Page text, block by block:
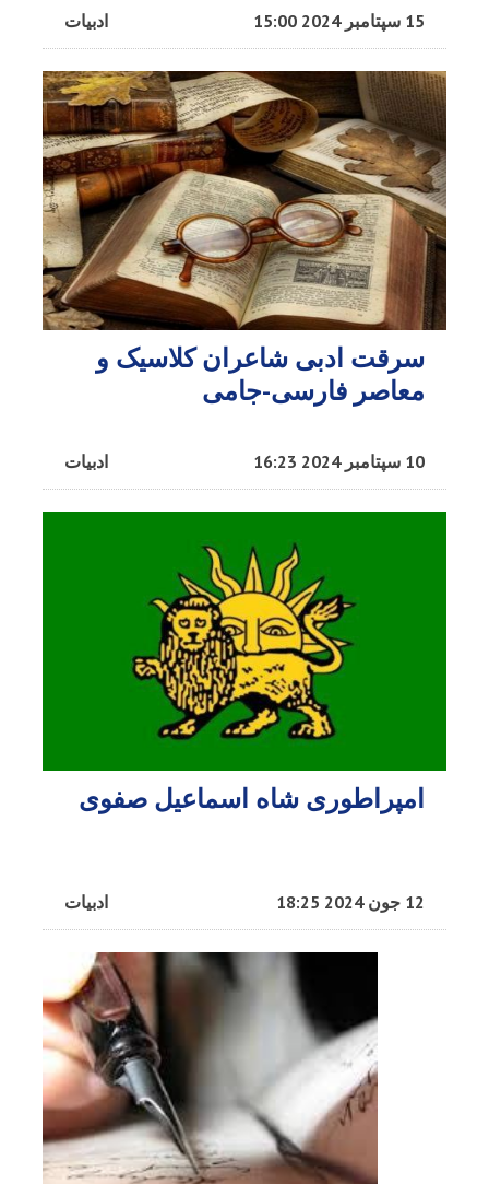
ادبیات 15 سپتامبر 2024 15:00
سرقت ادبی شاعران کلاسیک و
معاصر فارسی-جامی
ادبیات 10 سپتامبر 2024 16:23
امپراطوری شاه اسماعیل صفوی
ادبیات 12 جون 2024 18:25